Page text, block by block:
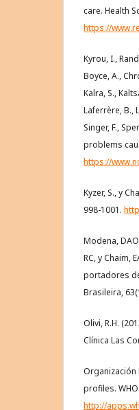
care. Health
https://
Kyrou, I.,
Boyce, A.,
Kalra, S.,
Laferrère, B.,
Singer, F.,
problems
https://
Kyzer, S., y
998-1001.
Modena,
RC, y Chaim,
portadores
Brasileira,
Olivi, R.H.
Clínica Las
Organización
profiles. WHO.
http://